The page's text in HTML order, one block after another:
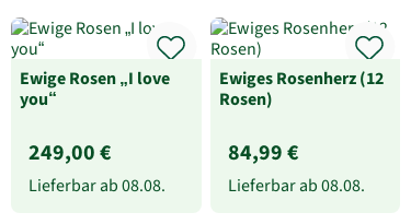
Ewige Rosen „I love
you“
249,00 €
Lieferbar ab08.08.
Ewiges Rosenherz (12
Rosen)
84,99 €
Lieferbar ab08.08.